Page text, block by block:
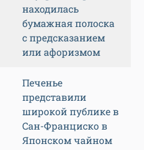
находилась
бумажная полоска
с предсказанием
или афоризмом
Печенье
представили
широкой публике в
Сан-Франциско в
Японском чайном